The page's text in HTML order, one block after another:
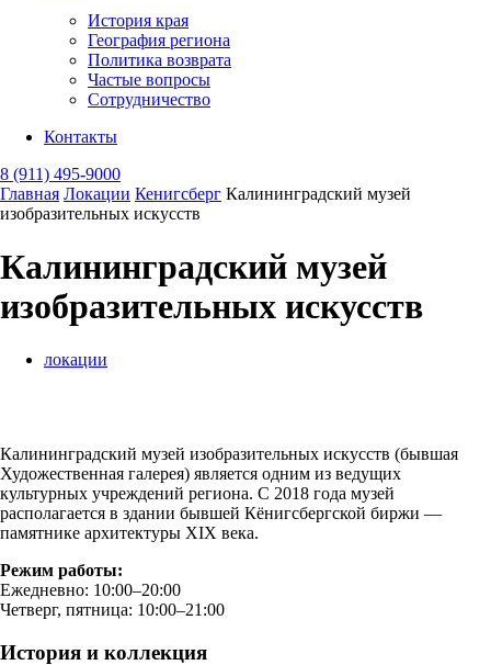
История края
География региона
Политика возврата
Частые вопросы
Сотрудничество
Контакты
8 (911) 495-9000
Главная Локации Кенигсберг Калининградский музей
изобразительных искусств
Калининградский музей
изобразительных искусств
локации
Калининградский музей изобразительных искусств (бывшая
Художественная галерея) является одним из ведущих
культурных учреждений региона. С 2018 года музей
располагается в здании бывшей Кёнигсбергской биржи —
памятнике архитектуры XIX века.
Режим работы:
Ежедневно: 10:00–20:00
Четверг, пятница: 10:00–21:00
История и коллекция